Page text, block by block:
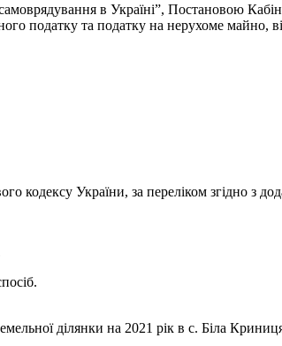
в Україні”, Постановою
податку та податку на нерухоме майно,
України, за переліком згідно з
ділянки на 2021 рік в с. Біла